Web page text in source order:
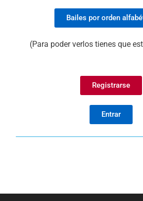
Bailes por orden
(Para poder verlos tienes que
Registrarse
Entrar